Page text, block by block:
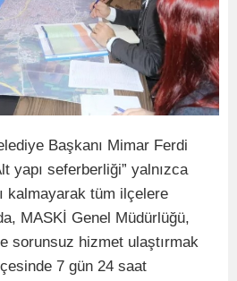
Başkanı Mimar Ferdi
yapı seferberliği” yalnızca
kalmayarak tüm ilçelere
MASKİ Genel Müdürlüğü,
sorunsuz hizmet ulaştırmak
7 gün 24 saat